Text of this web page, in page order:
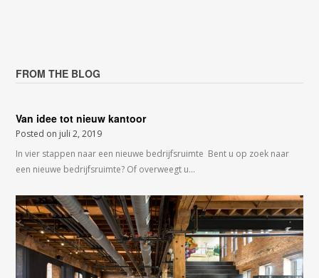
FROM THE BLOG
Van idee tot nieuw kantoor
Posted on juli 2, 2019
In vier stappen naar een nieuwe bedrijfsruimte Bent u op zoek naar
een nieuwe bedrijfsruimte? Of overweegt u…